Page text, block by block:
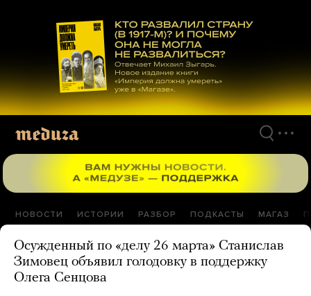
материалам
НОВОСТИ ИСТОРИИ РАЗБОР ПОДКАСТЫ МАГАЗ
Осужденный по «делу 26 марта» Станислав
Зимовец объявил голодовку в поддержку
Олега Сенцова